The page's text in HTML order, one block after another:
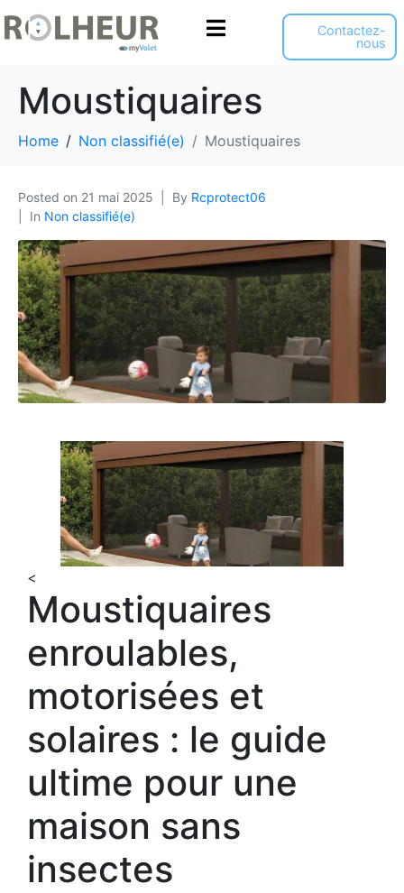
Contactez-
nous
Moustiquaires
Home Non classifié(e) Moustiquaires
Posted on 21 mai 2025 By Rcprotect06
In Non classifié(e)
<
Moustiquaires
enroulables,
motorisées et
solaires : le guide
ultime pour une
maison sans
insectes